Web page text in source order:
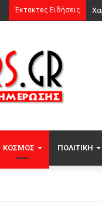
Έκτακτες Ειδήσεις
ΚΌΣΜΟΣ ΠΟΛΙΤΙΚΉ